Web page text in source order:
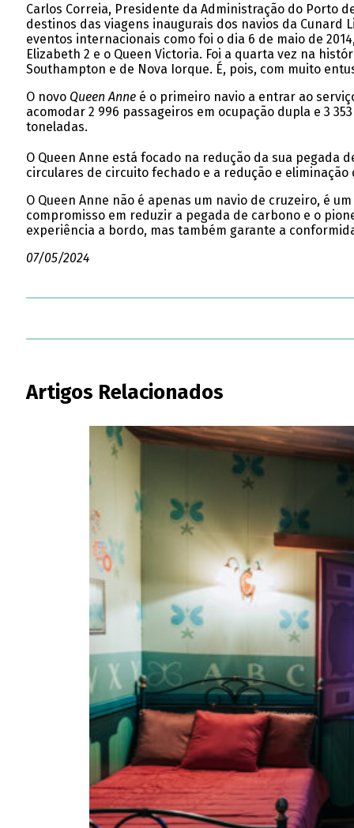
Carlos Correia, Presidente da Administração do Porto
destinos das viagens inaugurais dos navios da Cunard
eventos internacionais como foi o dia 6 de maio de
Elizabeth 2 e o Queen Victoria. Foi a quarta vez na
Southampton e de Nova Iorque. É, pois, com muito
O novo Queen Anneé o primeiro navio a entrar ao
acomodar 2 996 passageiros em ocupação dupla e 3
toneladas.
O Queen Anne está focado na redução da sua
circulares de circuito fechado e a redução e
O Queen Anne não é apenas um navio de cruzeiro, é
compromisso em reduzir a pegada de carbono e o
experiência a bordo, mas também garante a
07/05/2024
Artigos Relacionados